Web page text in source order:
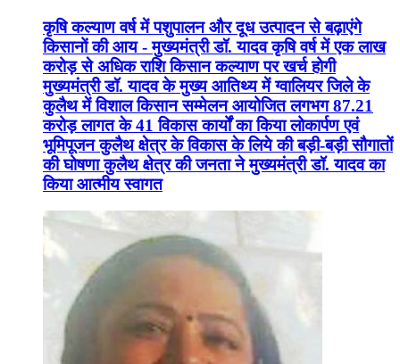
कृषि कल्याण वर्ष में पशुपालन और दूध उत्पादन से बढ़ाएंगे
किसानों की आय - मुख्यमंत्री डॉ. यादव कृषि वर्ष में एक लाख
करोड़ से अधिक राशि किसान कल्याण पर खर्च होगी
मुख्यमंत्री डॉ. यादव के मुख्य आतिथ्य में ग्वालियर जिले के
कुलैथ में विशाल किसान सम्मेलन आयोजित लगभग 87.21
करोड़ लागत के 41 विकास कार्यों का किया लोकार्पण एवं
भूमिपूजन कुलैथ क्षेत्र के विकास के लिये की बड़ी-बड़ी सौगातों
की घोषणा कुलैथ क्षेत्र की जनता ने मुख्यमंत्री डॉ. यादव का
किया आत्मीय स्वागत